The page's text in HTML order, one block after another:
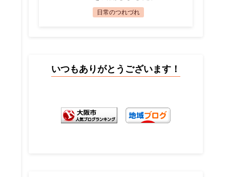
日常のつれづれ
いつもありがとうございます！